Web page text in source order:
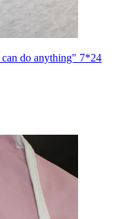
do anything" 7*24